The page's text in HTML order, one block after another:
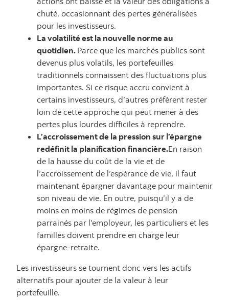
chuté, occasionnant des pertes généralisées
pour les investisseurs.
La volatilité est la nouvelle norme au
quotidien. Parce que les marchés publics sont
devenus plus volatils, les portefeuilles
traditionnels connaissent des fluctuations plus
importantes. Si ce risque accru convient à
certains investisseurs, d’autres préfèrent rester
loin de cette approche qui peut mener à des
pertes plus lourdes difficiles à reprendre.
L’accroissement de la pression sur l’épargne
redéfinit la planification financière.En raison
de la hausse du coût de la vie et de
l’accroissement de l’espérance de vie, il faut
maintenant épargner davantage pour maintenir
son niveau de vie. En outre, puisqu’il y a de
moins en moins de régimes de pension
parrainés par l’employeur, les particuliers et les
familles doivent prendre en charge leur
épargne-retraite.
Les investisseurs se tournent donc vers les actifs
alternatifs pour ajouter de la valeur à leur
portefeuille.